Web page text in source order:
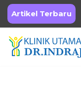
Skip
to
content
Artikel Terbaru